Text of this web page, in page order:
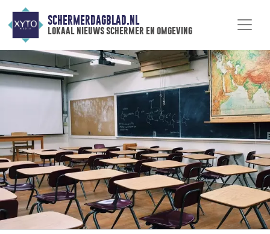
SCHERMERDAGBLAD.NL
lokaal nieuws schermer en omgeving